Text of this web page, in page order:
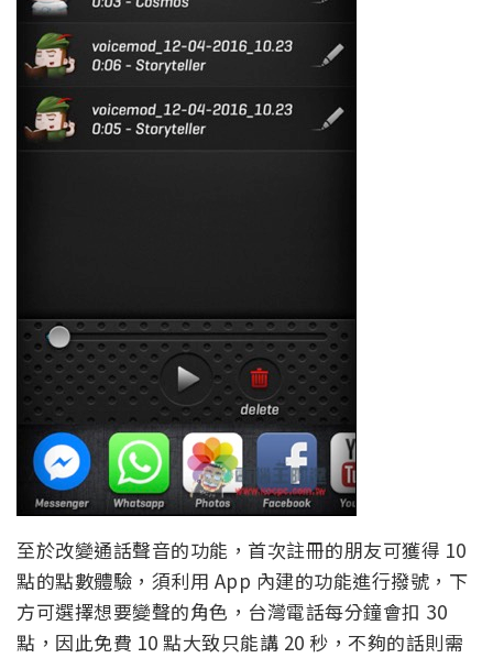
至於改變通話聲音的功能，首次註冊的朋友可獲得 10
點的點數體驗，須利用 App 內建的功能進行撥號，下
方可選擇想要變聲的角色，台灣電話每分鐘會扣 30
點，因此免費 10 點大致只能講 20 秒，不夠的話則需